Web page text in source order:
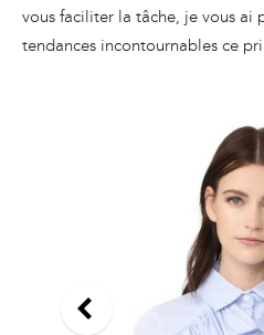
vous faciliter la tâche, je vous ai
tendances incontournables ce